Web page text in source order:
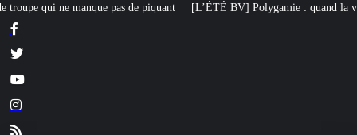
[L’ÉTÉ BV] Polygamie : quand la vérité sort de la bouche d’une